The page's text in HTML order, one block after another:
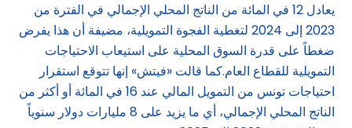
يعادل 12 في المائة من الناتج المحلي الإجمالي في الفترة من
2023 إلى 2024 لتغطية الفجوة التمويلية، مضيفة أن هذا يفرض
ضغطاً على قدرة السوق المحلية على استيعاب الاحتياجات
التمويلية للقطاع العام.كما قالت «فيتش» إنها تتوقع استقرار
احتياجات تونس من التمويل المالي عند 16 في المائة أو أكثر من
الناتج المحلي الإجمالي، أي ما يزيد على 8 مليارات دولار سنوياً